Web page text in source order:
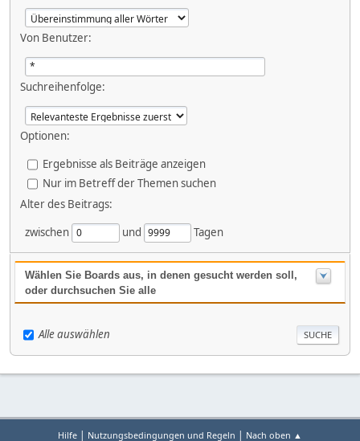
Von Benutzer:
Suchreihenfolge:
Optionen:
Ergebnisse als Beiträge anzeigen
Nur im Betreff der Themen suchen
Alter des Beitrags:
zwischen
und Tagen
Wählen Sie Boards aus, in denen gesucht werden soll,
oder durchsuchen Sie alle
Alle auswählen
Hilfe | Nutzungsbedingungen und Regeln | Nach oben ▲